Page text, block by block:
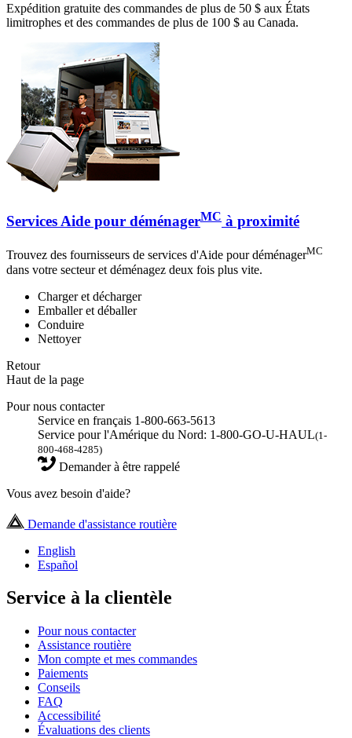
Expédition gratuite des commandes de plus de 50 $ aux États
limitrophes et des commandes de plus de 100 $ au Canada.
Services Aide pour déménagerMC à proximité
Trouvez des fournisseurs de services d'Aide pour déménagerMC
dans votre secteur et déménagez deux fois plus vite.
Charger et décharger
Emballer et déballer
Conduire
Nettoyer
Retour
Haut de la page
Pour nous contacter
Service en français 1-800-663-5613
Service pour l'Amérique du Nord: 1-800-GO-U-HAUL(1-
800-468-4285)
Demander à être rappelé
Vous avez besoin d'aide?
Demande d'assistance routière
English
Español
Service à la clientèle
Pour nous contacter
Assistance routière
Mon compte et mes commandes
Paiements
Conseils
FAQ
Accessibilité
Évaluations des clients